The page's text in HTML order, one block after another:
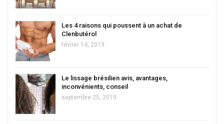
Les 4 raisons qui poussent à un achat de
Clenbutérol
février 14, 2019
Le lissage brésilien avis, avantages,
inconvénients, conseil
septembre 25, 2019